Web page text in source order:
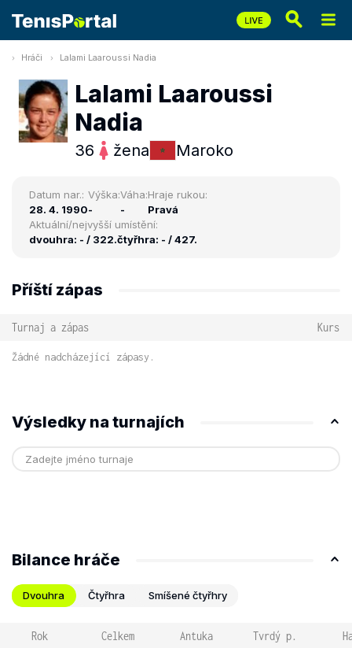
Hráči Lalami Laaroussi Nadia
Lalami Laaroussi
Nadia
36 žena Maroko
Datum nar.:
28. 4. 1990
Výška:
-
Váha:
-
Hraje rukou:
Pravá
Aktuální/nejvyšší umístění:
dvouhra: - / 322.čtyřhra: - / 427.
Příští zápas
Turnaj a zápas Kurs
Žádné nadcházející zápasy.
Výsledky na turnajích
Bilance hráče
Dvouhra Čtyřhra Smíšené čtyřhry
Rok Celkem Antuka Tvrdý p.